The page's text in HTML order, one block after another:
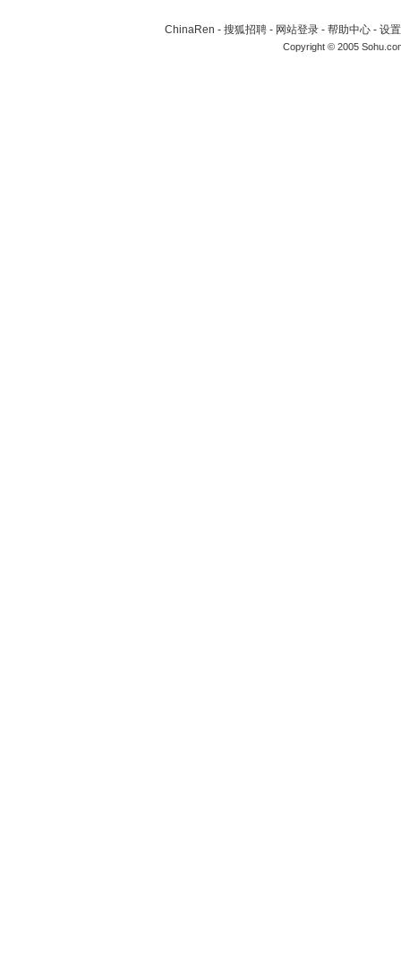
ChinaRen - 搜狐招聘 - 网站登录 - 帮助中心 - 设
Copyright © 2005